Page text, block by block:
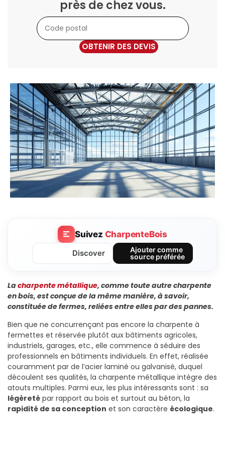
près de chez vous.
OBTENIR DES DEVIS
Suivez CharpenteBois
Discover
Ajouter comme
source préférée
Lacharpente métallique, comme toute autre charpente
en bois, est conçue de la même manière, à savoir,
constituée de fermes, reliées entre elles par des pannes.
Bien que ne concurrençant pas encore la charpente à
fermettes et réservée plutôt aux bâtiments agricoles,
industriels, garages, etc., elle commence à séduire des
professionnels en bâtiments individuels. En effet, réalisée
couramment par de l’acier laminé ou galvanisé, duquel
découlent ses qualités, la charpente métallique intègre des
atouts multiples. Parmi eux, les plus intéressants sont : sa
légèreté par rapport au bois et surtout au béton, la
rapidité de sa conception et son caractère écologique.